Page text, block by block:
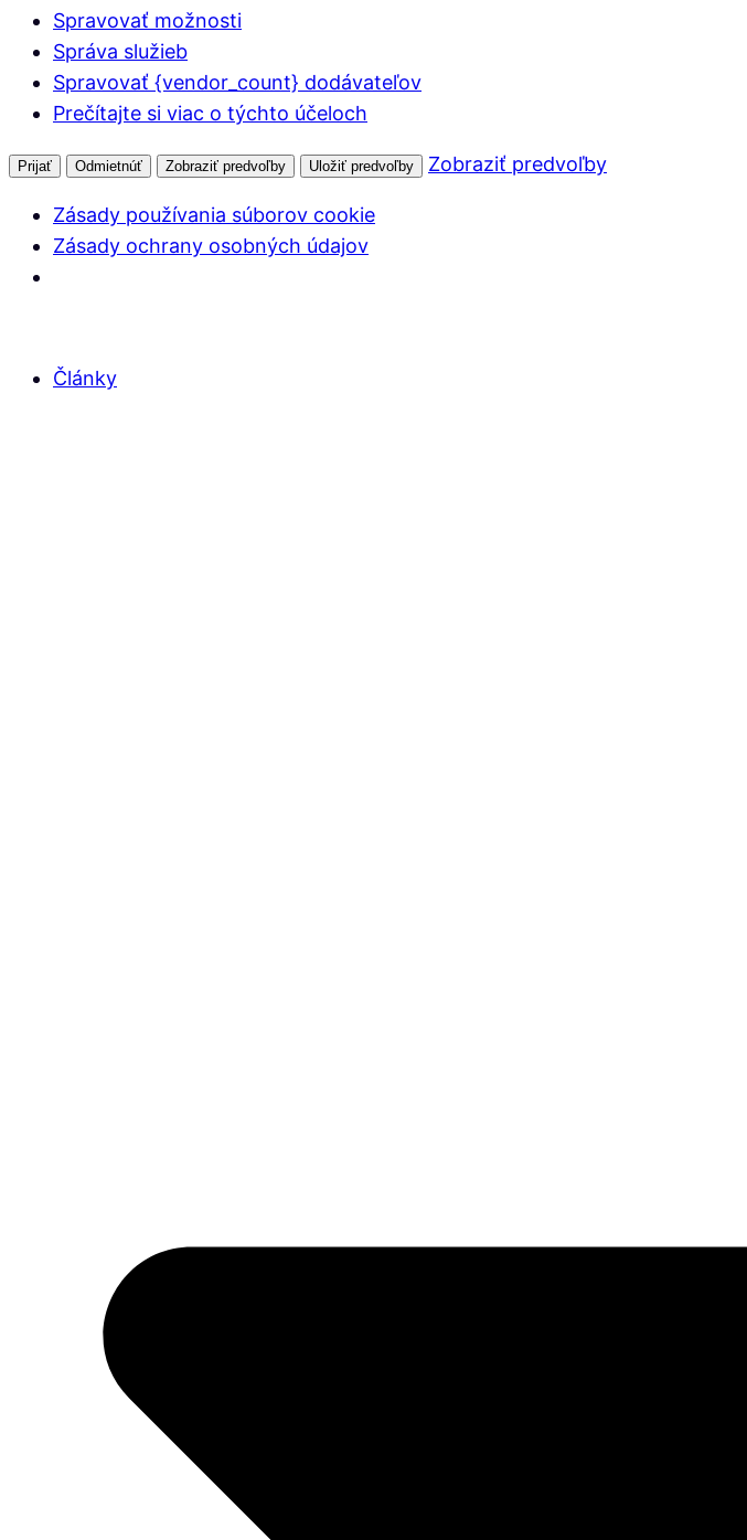
Spravovať možnosti
Správa služieb
Spravovať {vendor_count} dodávateľov
Prečítajte si viac o týchto účeloch
Prijať Odmietnúť Zobraziť predvoľby Uložiť predvoľby Zobraziť predvoľby
Zásady používania súborov cookie
Zásady ochrany osobných údajov
Články